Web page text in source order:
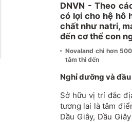
DNVN - Theo
có lợi cho hệ hô
chất như natri,
đến cơ thể con
Novaland chi hơn
tâm thì đến
Nghỉ dưỡng và
Sở hữu vị trí đắc
tương lai là tâm
Dầu Giây, Dầu